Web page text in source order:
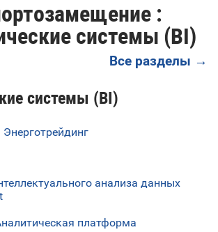
:
системы (BI)
Все разделы →
системы (BI)
анализа данных
платформа